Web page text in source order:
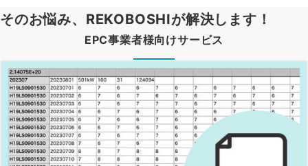
そのお悩み、REKOBOSHIが解決します！
EPC事業者様向けサービス